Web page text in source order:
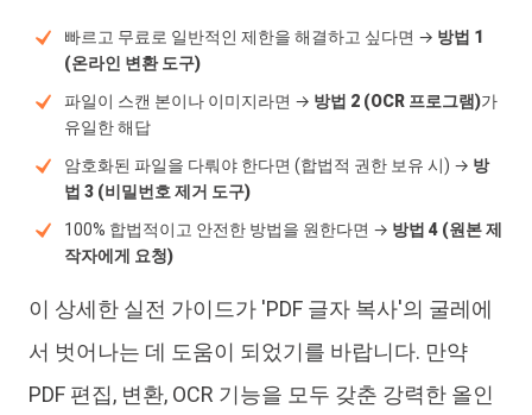
빠르고 무료로 일반적인 제한을 해결하고 싶다면 → 방법 1
(온라인 변환 도구)
파일이 스캔 본이나 이미지라면 → 방법 2 (OCR 프로그램)가
유일한 해답
암호화된 파일을 다뤄야 한다면 (합법적 권한 보유 시) → 방
법 3 (비밀번호 제거 도구)
100% 합법적이고 안전한 방법을 원한다면 → 방법 4 (원본 제
작자에게 요청)
이 상세한 실전 가이드가 'PDF 글자 복사'의 굴레에
서 벗어나는 데 도움이 되었기를 바랍니다. 만약
PDF 편집, 변환, OCR 기능을 모두 갖춘 강력한 올인